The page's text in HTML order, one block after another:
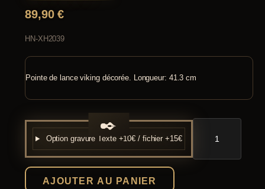
89,90€
HN-XH2039
Pointe de lance viking décorée. Longueur: 41.3 cm
Option gravure Texte +10€ / fichier +15€
quantité
AJOUTER AU PANIER